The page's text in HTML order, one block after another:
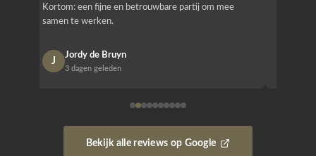
Kortom: een fijne en betrouwbare partij om mee
samen te werken.
J
Jordy de Bruyn
3 dagen geleden
Bekijk alle reviews op Google